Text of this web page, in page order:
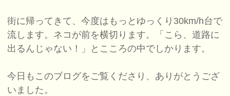
街に帰ってきて、今度はもっとゆっくり30km/h台で
流します。ネコが前を横切ります。「こら、道路に
出るんじゃない！」とこころの中でしかります。
今日もこのブログをご覧くださり、ありがとうござ
いました。